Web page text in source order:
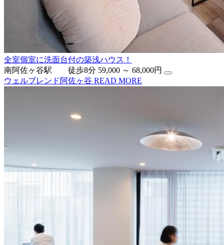
全室個室に洗面台付の築浅ハウス！
南阿佐ヶ谷駅 徒歩8分 59,000 ～ 68,000円
ウェルブレンド阿佐ヶ谷 READ MORE